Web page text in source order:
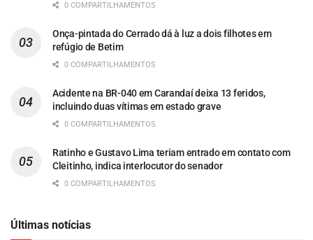
0 COMPARTILHAMENTOS
Onça-pintada do Cerrado dá à luz a dois filhotes em
refúgio de Betim
0 COMPARTILHAMENTOS
Acidente na BR-040 em Carandaí deixa 13 feridos,
incluindo duas vítimas em estado grave
0 COMPARTILHAMENTOS
Ratinho e Gustavo Lima teriam entrado em contato com
Cleitinho, indica interlocutor do senador
0 COMPARTILHAMENTOS
Últimas notícias